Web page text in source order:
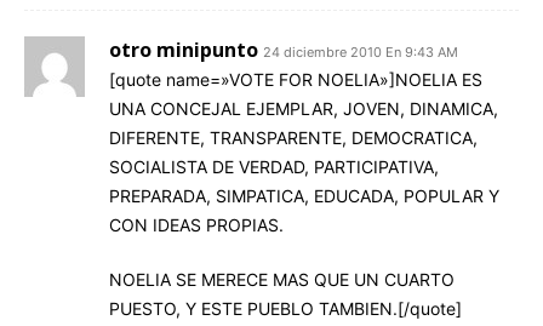
otro minipunto 24 diciembre 2010 En 9:43 AM
[quote name=»VOTE FOR NOELIA»]NOELIA ES
UNA CONCEJAL EJEMPLAR, JOVEN, DINAMICA,
DIFERENTE, TRANSPARENTE, DEMOCRATICA,
SOCIALISTA DE VERDAD, PARTICIPATIVA,
PREPARADA, SIMPATICA, EDUCADA, POPULAR Y
CON IDEAS PROPIAS.
NOELIA SE MERECE MAS QUE UN CUARTO
PUESTO, Y ESTE PUEBLO TAMBIEN.[/quote]